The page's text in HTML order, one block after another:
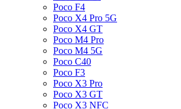
Poco F4
Poco X4 Pro 5G
Poco X4 GT
Poco M4 Pro
Poco M4 5G
Poco C40
Poco F3
Poco X3 Pro
Poco X3 GT
Poco X3 NFC